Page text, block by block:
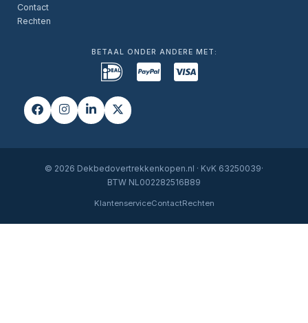
Contact
Rechten
BETAAL ONDER ANDERE MET:
© 2026 Dekbedovertrekkenkopen.nl · KvK 63250039·
BTW NL002282516B89
KlantenserviceContactRechten